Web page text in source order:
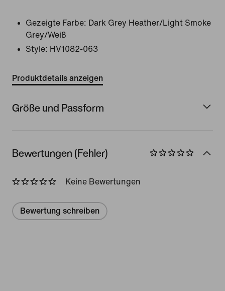
Gezeigte Farbe: Dark Grey Heather/Light Smoke
Grey/Weiß
Style: HV1082-063
Produktdetails anzeigen
Größe und Passform
Bewertungen (Fehler)
Keine Bewertungen
Bewertung schreiben